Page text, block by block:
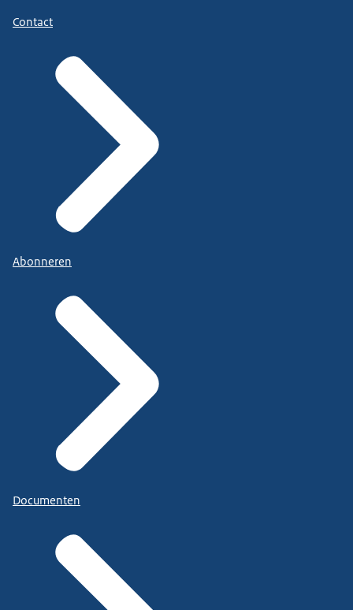
Contact
Abonneren
Documenten